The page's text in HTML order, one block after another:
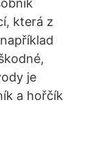
která z
je
a hořčík